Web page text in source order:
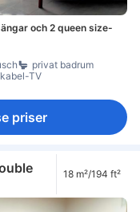
och 2 queen size-
privat badrum
TV
priser
18 m²/194 ft²